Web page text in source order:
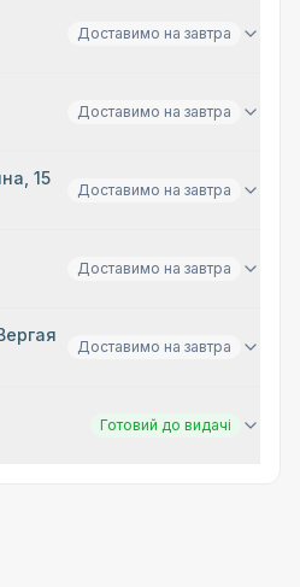
Доставимо на завтра
Доставимо на завтра
15
Доставимо на завтра
Доставимо на завтра
Доставимо на завтра
Готовий до видачі